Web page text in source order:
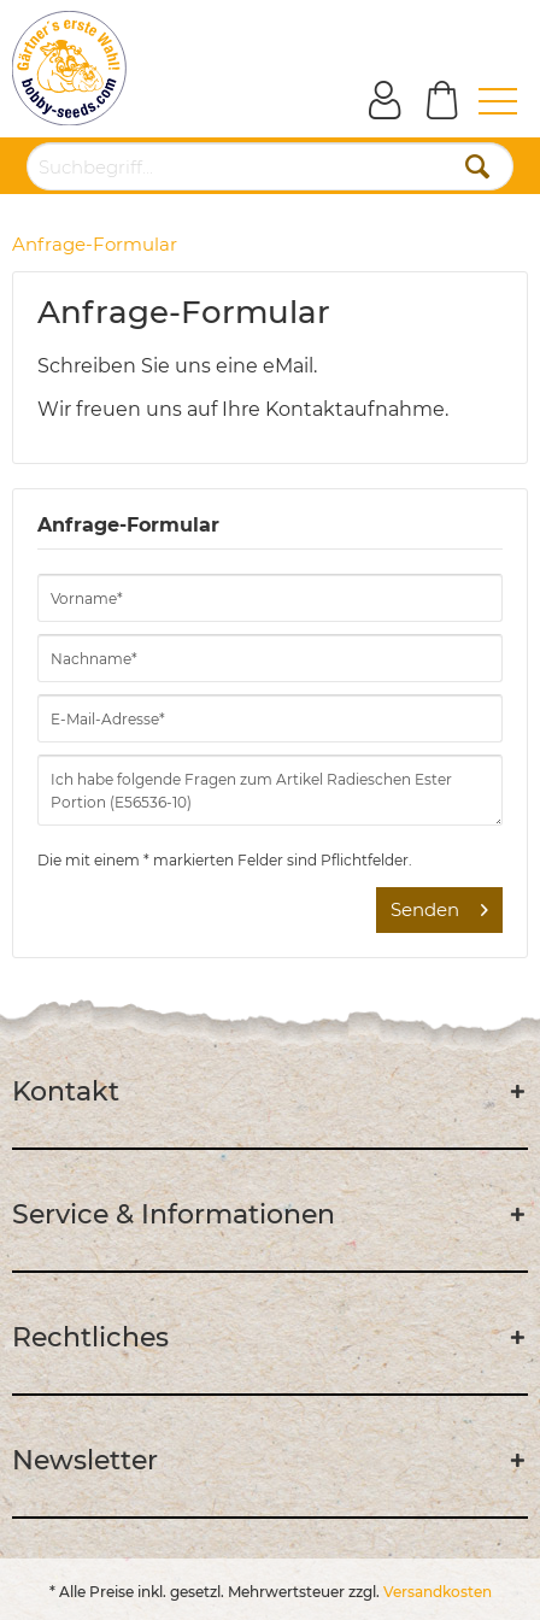
Anfrage-Formular
Anfrage-Formular
Schreiben Sie uns eine eMail.
Wir freuen uns auf Ihre Kontaktaufnahme.
Anfrage-Formular
Die mit einem * markierten Felder sind Pflichtfelder.
Senden
Kontakt
Service & Informationen
Rechtliches
Newsletter
* Alle Preise inkl. gesetzl. Mehrwertsteuer zzgl. Versandkosten